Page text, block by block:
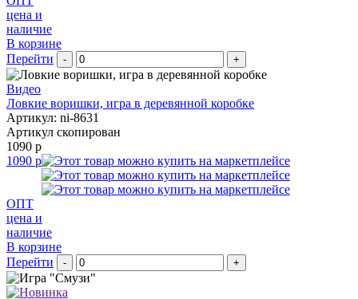
цена и
наличие
В корзине
Перейти
- +
Видео
Ловкие воришки, игра в деревянной коробке
Артикул: ni-8631
Артикул скопирован
1090 р
1090 р
ОПТ
цена и
наличие
В корзине
Перейти
- +